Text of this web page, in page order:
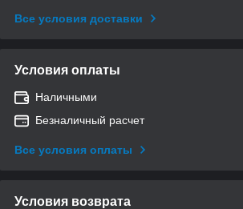
Все условия доставки
Условия оплаты
Наличными
Безналичный расчет
Все условия оплаты
Условия возврата